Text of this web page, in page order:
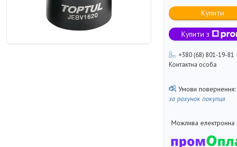
Купити
Купити з
+380 (68) 801-19-81
Контактна особа
за рахунок покупця